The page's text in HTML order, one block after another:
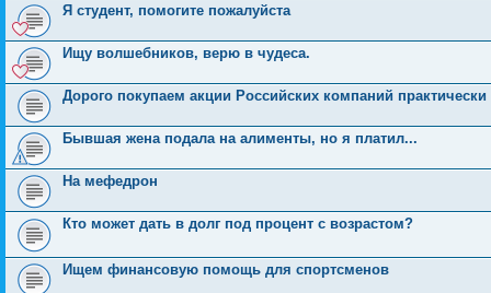
Я студент, помогите пожалуйста
Ищу волшебников, верю в чудеса.
Дорого покупаем акции Российских компаний
Бывшая жена подала на алименты, но я платил...
На мефедрон
Кто может дать в долг под процент с возрастом?
Ищем финансовую помощь для спортсменов